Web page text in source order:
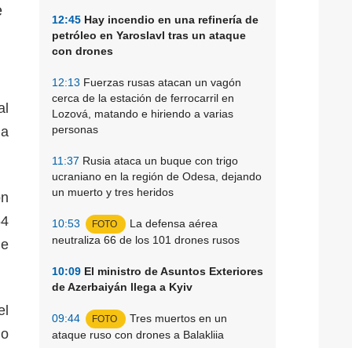
12:45 Hay incendio en una refinería de
petróleo en Yaroslavl tras un ataque
con drones
12:13 Fuerzas rusas atacan un vagón
cerca de la estación de ferrocarril en
Lozová, matando e hiriendo a varias
personas
11:37 Rusia ataca un buque con trigo
ucraniano en la región de Odesa, dejando
un muerto y tres heridos
10:53 FOTO
La defensa aérea
neutraliza 66 de los 101 drones rusos
10:09 El ministro de Asuntos Exteriores
de Azerbaiyán llega a Kyiv
09:44 FOTO
Tres muertos en un
ataque ruso con drones a Balakliia